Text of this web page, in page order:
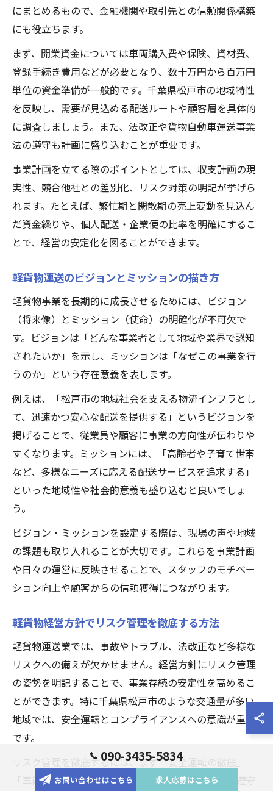
にまとめるもので、金融機関や取引先との信頼関係構築
にも役立ちます。
まず、開業資金については車両購入費や保険、資材費、
登録手続き費用などが必要となり、数十万円から百万円
単位の資金準備が一般的です。千葉県松戸市の地域特性
を反映し、需要が見込める配送ルートや顧客層を具体的
に調査しましょう。また、法改正や貨物自動車運送事業
法の遵守も計画に盛り込むことが重要です。
事業計画を立てる際のポイントとしては、収支計画の現
実性、競合他社との差別化、リスク対策の明記が挙げら
れます。たとえば、繁忙期と閑散期の売上変動を見込ん
だ資金繰りや、個人配送・企業便の比率を明確にするこ
とで、経営の安定化を図ることができます。
軽貨物運送のビジョンとミッションの描き方
軽貨物事業を長期的に成長させるためには、ビジョン
（将来像）とミッション（使命）の明確化が不可欠で
す。ビジョンは「どんな事業者として地域や業界で認知
されたいか」を示し、ミッションは「なぜこの事業を行
うのか」という存在意義を表します。
例えば、「松戸市の地域社会を支える物流インフラとし
て、迅速かつ安心な配送を提供する」というビジョンを
掲げることで、従業員や顧客に事業の方向性が伝わりや
すくなります。ミッションには、「高齢者や子育て世帯
など、多様なニーズに応える配送サービスを追求する」
といった地域性や社会的意義も盛り込むと良いでしょ
う。
ビジョン・ミッションを設定する際は、現場の声や地域
の課題も取り入れることが大切です。これらを事業計画
や日々の運営に反映させることで、スタッフのモチベー
ション向上や顧客からの信頼獲得につながります。
軽貨物経営方針でリスク管理を徹底する方法
軽貨物運送業では、事故やトラブル、法改正など多様な
リスクへの備えが欠かせません。経営方針にリスク管理
の姿勢を明記することで、事業存続の安定性を高めるこ
とができます。特に千葉県松戸市のような交通量が多い
地域では、安全運転とコンプライアンスへの意識が重要
です。
リスク管理を徹底するには、まず「安全運転の徹底」
「車両管理の定期点検」「保険加入の徹底」「法令遵守
090-3435-5834
お問い合わせはこちら 求人応募はこちら